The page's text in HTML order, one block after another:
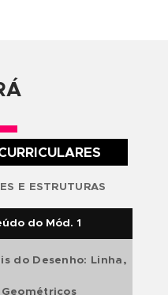
que busque,
dar o primeiro passo
ou como uma